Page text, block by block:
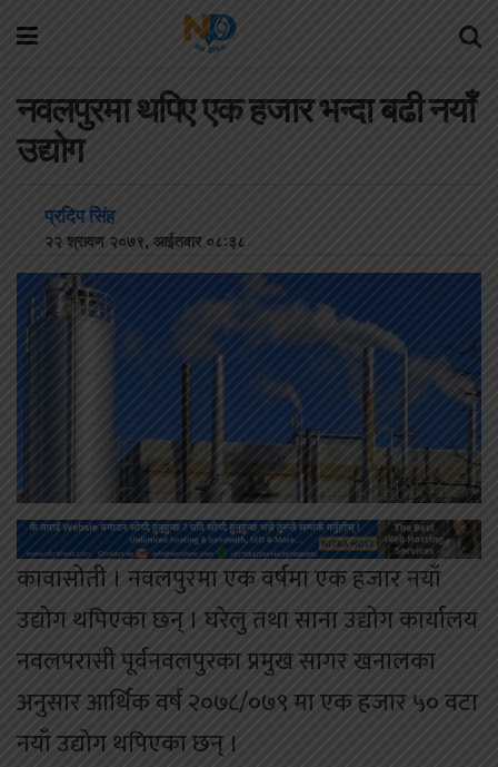
नवलपुरमा थपिए एक हजार भन्दा बढी नयाँ
उद्योग
प्रदिप सिंह
२२ श्रावण २०७९, आईतवार ०८:३८
कावासोती । नवलपुरमा एक वर्षमा एक हजार नयाँ
उद्योग थपिएका छन् । घरेलु तथा साना उद्योग कार्यालय
नवलपरासी पूर्वनवलपुरका प्रमुख सागर खनालका
अनुसार आर्थिक वर्ष २०७८/०७९ मा एक हजार ५० वटा
नयाँ उद्योग थपिएका छन् ।